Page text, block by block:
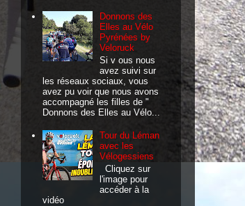
Donnons des
Elles au Vélo
Pyrénées by
Veloruck
Si v ous nous
avez suivi sur
les réseaux sociaux, vous
avez pu voir que nous avons
accompagné les filles de "
Donnons des Elles au Vélo...
Tour du Léman
avec les
Vélogessiens
Cliquez sur
l'image pour
accéder à la
vidéo